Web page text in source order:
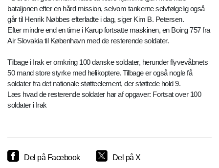
bataljonen efter en hård mission, selvom tankerne selvfølgelig også
går til Henrik Nøbbes efterladte i dag, siger Kim B. Petersen.
Efter mindre end en time i Karup fortsatte maskinen, en Boing 757 fra
Air Slovakia til København med de resterende soldater.
Tilbage i Irak er omkring 100 danske soldater, herunder flyvevåbnets
50 mand store styrke med helikoptere. Tilbage er også nogle få
soldater fra det nationale støtteelement, der støttede hold 9.
Læs hvad de resterende soldater har af opgaver: Fortsat over 100
soldater i Irak
Del på Facebook Del på X